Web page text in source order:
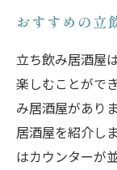
おすすめの立
立ち飲み居酒屋
楽しむことがで
み居酒屋があり
居酒屋を紹介し
はカウンターが